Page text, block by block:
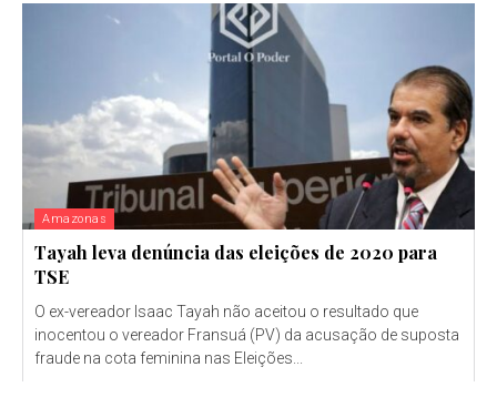
Amazonas
Tayah leva denúncia das eleições de 2020 para
TSE
O ex-vereador Isaac Tayah não aceitou o resultado que
inocentou o vereador Fransuá (PV) da acusação de suposta
fraude na cota feminina nas Eleições...